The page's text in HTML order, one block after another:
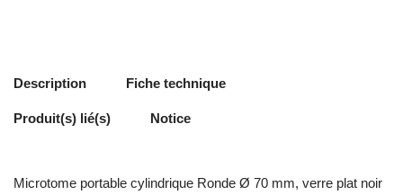
Description Fiche technique
Produit(s) lié(s) Notice
Microtome portable cylindrique Ronde Ø 70 mm, verre plat noir